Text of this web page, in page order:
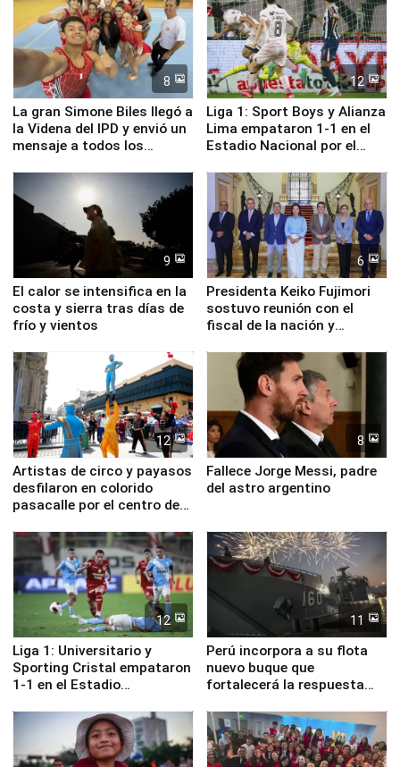
8
La gran Simone Biles llegó a
la Videna del IPD y envió un
mensaje a todos los
12
Liga 1: Sport Boys y Alianza
Lima empataron 1-1 en el
Estadio Nacional por el
9
El calor se intensifica en la
costa y sierra tras días de
frío y vientos
6
Presidenta Keiko Fujimori
sostuvo reunión con el
fiscal de la nación y
12
Artistas de circo y payasos
desfilaron en colorido
pasacalle por el centro de
8
Fallece Jorge Messi, padre
del astro argentino
12
Liga 1: Universitario y
Sporting Cristal empataron
1-1 en el Estadio
11
Perú incorpora a su flota
nuevo buque que
fortalecerá la respuesta